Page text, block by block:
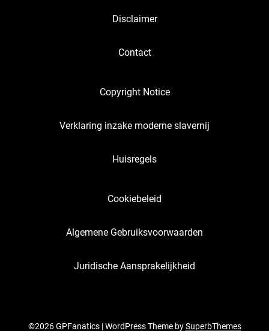
Disclaimer
Contact
Copyright Notice
Verklaring inzake moderne slavernij
Huisregels
Cookiebeleid
Algemene Gebruiksvoorwaarden
Juridische Aansprakelijkheid
©2026 GPFanatics | WordPress Theme bySuperbThemes